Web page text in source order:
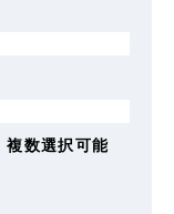
複数選択可能